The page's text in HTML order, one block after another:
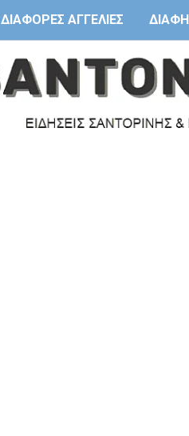
ΔΙΑΦΟΡΕΣ ΑΓΓΕΛΙΕΣ